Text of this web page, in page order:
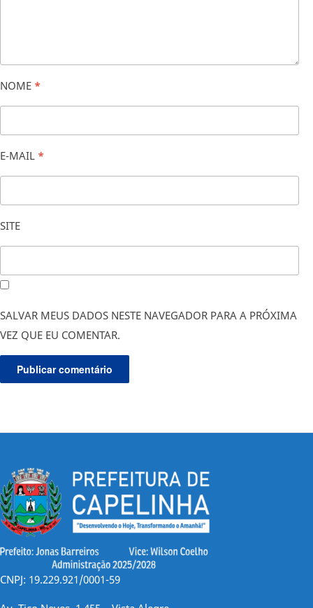
NOME *
E-MAIL *
SITE
SALVAR MEUS DADOS NESTE NAVEGADOR PARA A PRÓXIMA
VEZ QUE EU COMENTAR.
CNPJ: 19.229.921/0001-59